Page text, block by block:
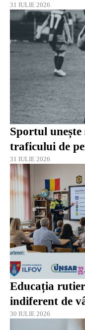
31 IULIE 2026
Sportul
traficului de
31 IULIE 2026
Educația
indiferent de
30 IULIE 2026